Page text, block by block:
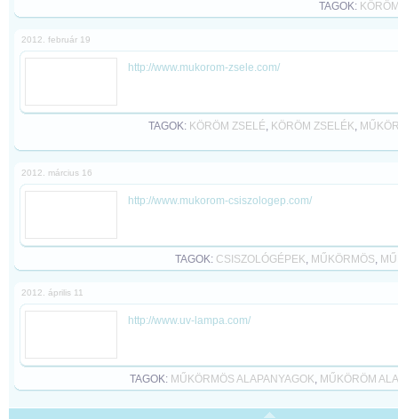
TAGOK:
2012. február 19
http://www.mukorom-zsele.com/
TAGOK: KÖRÖM ZSELÉ, KÖRÖM ZSELÉK,
2012. március 16
http://www.mukorom-csiszologep.com/
TAGOK: CSISZOLÓGÉPEK, MŰKÖRMÖS,
2012. április 11
http://www.uv-lampa.com/
TAGOK: MŰKÖRMÖS ALAPANYAGOK, MŰKÖRÖM